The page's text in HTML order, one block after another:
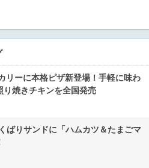
リーに本格ピザ新登場！手軽に味わ
り焼きチキンを全国発売
ばりサンドに「ハムカツ＆たまごマ